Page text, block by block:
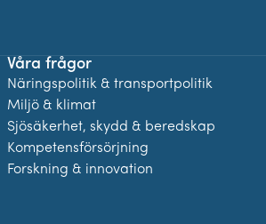
Våra frågor
Näringspolitik & transportpolitik
Miljö & klimat
Sjösäkerhet, skydd & beredskap
Kompetensförsörjning
Forskning & innovation